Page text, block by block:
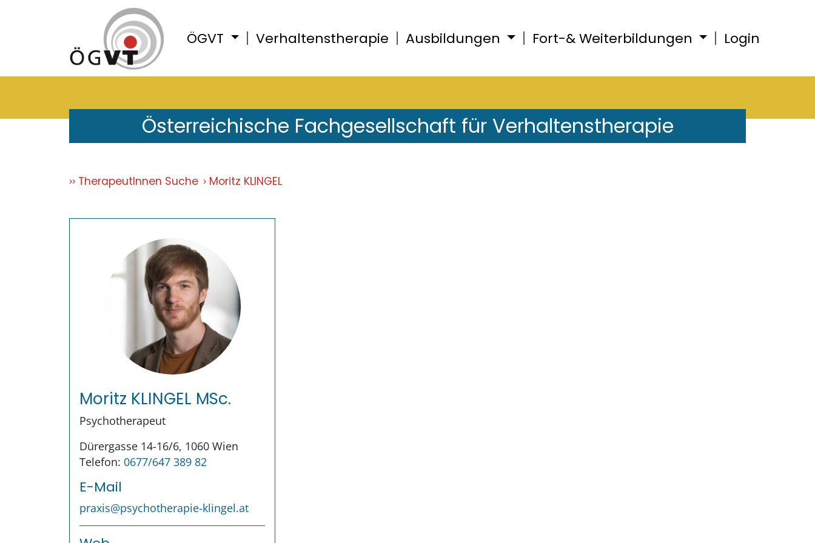
ÖGVT Verhaltenstherapie Ausbildungen Fort-& Weiterbildungen Login
Österreichische Fachgesellschaft für Verhaltenstherapie
TherapeutInnen Suche Moritz KLINGEL
Moritz KLINGEL MSc.
Psychotherapeut
Dürergasse 14-16/6, 1060 Wien
Telefon: 0677/647 389 82
E-Mail
praxis@psychotherapie-klingel.at